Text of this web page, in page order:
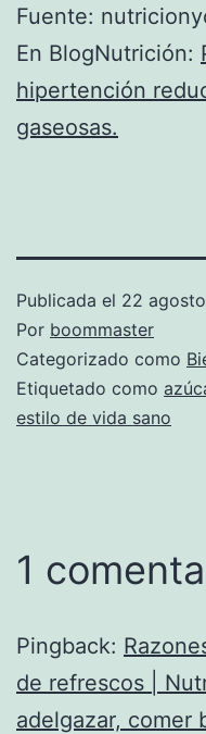
Fuente:
En BlogNutrición:
hipertención
gaseosas.
Publicada el 22
Por boommaster
Categorizado como
Etiquetado como
estilo de vida sano
1
Pingback:
de refrescos |
adelgazar, comer